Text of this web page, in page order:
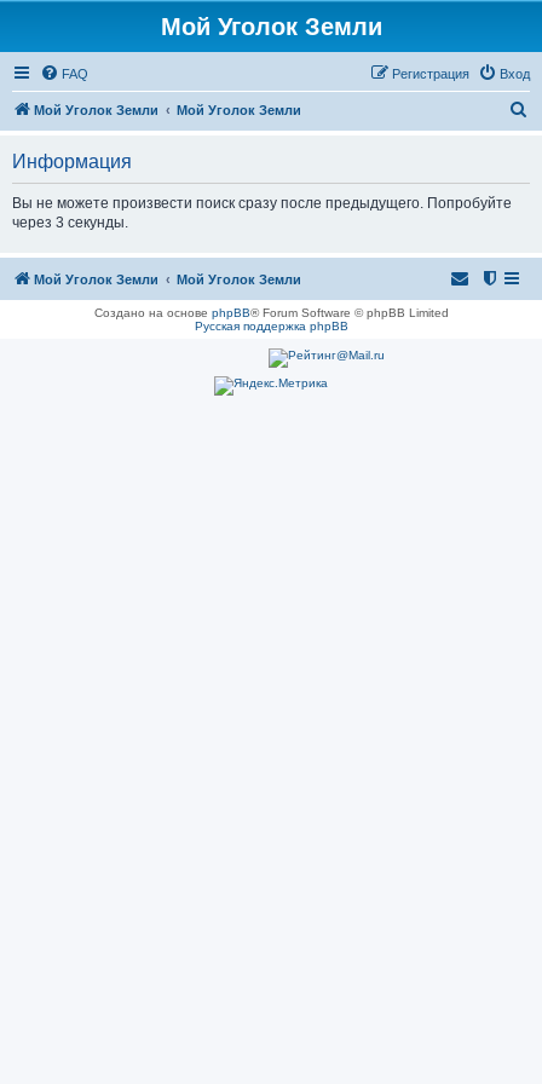
Мой Уголок Земли
FAQ Вход
Регистрация
Мой Уголок Земли Мой Уголок Земли
Информация
Вы не можете произвести поиск сразу после предыдущего. Попробуйте
через 3 секунды.
Мой Уголок Земли Мой Уголок Земли
Создано на основе phpBB® Forum Software © phpBB Limited
Русская поддержка phpBB